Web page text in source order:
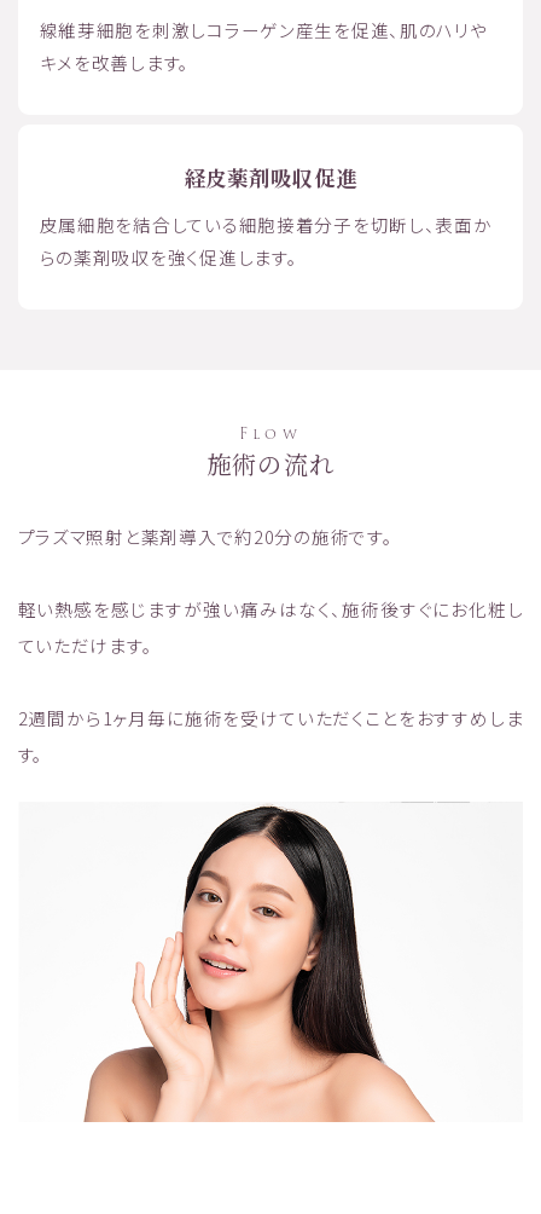
線維芽細胞を刺激しコラーゲン産生を促進、肌のハリや
キメを改善します。
経皮薬剤吸収促進
皮属細胞を結合している細胞接着分子を切断し、表面か
らの薬剤吸収を強く促進します。
Flow
施術の流れ
プラズマ照射と薬剤導入で約20分の施術です。
軽い熱感を感じますが強い痛みはなく、施術後すぐにお化粧し
ていただけます。
2週間から1ヶ月毎に施術を受けていただくことをおすすめしま
す。